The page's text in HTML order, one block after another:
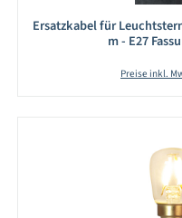
Ersatzkabel für
m - E27
Preise inkl.